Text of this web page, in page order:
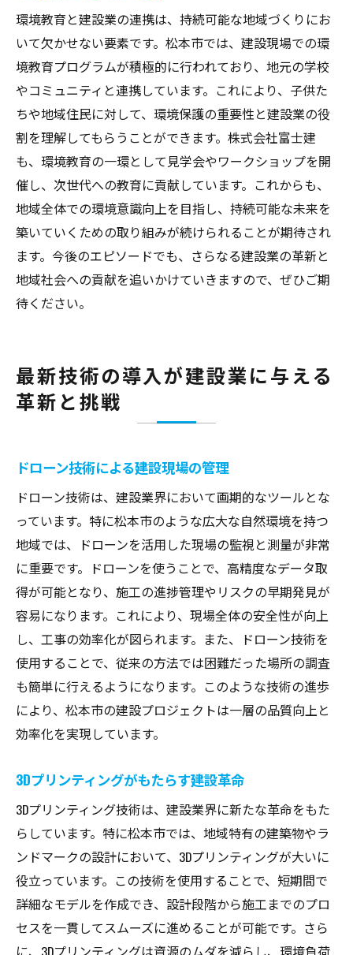
環境教育と建設業の連携は、持続可能な地域づくりにお
いて欠かせない要素です。松本市では、建設現場での環
境教育プログラムが積極的に行われており、地元の学校
やコミュニティと連携しています。これにより、子供た
ちや地域住民に対して、環境保護の重要性と建設業の役
割を理解してもらうことができます。株式会社富士建
も、環境教育の一環として見学会やワークショップを開
催し、次世代への教育に貢献しています。これからも、
地域全体での環境意識向上を目指し、持続可能な未来を
築いていくための取り組みが続けられることが期待され
ます。今後のエピソードでも、さらなる建設業の革新と
地域社会への貢献を追いかけていきますので、ぜひご期
待ください。
最新技術の導入が建設業に与える
革新と挑戦
ドローン技術による建設現場の管理
ドローン技術は、建設業界において画期的なツールとな
っています。特に松本市のような広大な自然環境を持つ
地域では、ドローンを活用した現場の監視と測量が非常
に重要です。ドローンを使うことで、高精度なデータ取
得が可能となり、施工の進捗管理やリスクの早期発見が
容易になります。これにより、現場全体の安全性が向上
し、工事の効率化が図られます。また、ドローン技術を
使用することで、従来の方法では困難だった場所の調査
も簡単に行えるようになります。このような技術の進歩
により、松本市の建設プロジェクトは一層の品質向上と
効率化を実現しています。
3Dプリンティングがもたらす建設革命
3Dプリンティング技術は、建設業界に新たな革命をもた
らしています。特に松本市では、地域特有の建築物やラ
ンドマークの設計において、3Dプリンティングが大いに
役立っています。この技術を使用することで、短期間で
詳細なモデルを作成でき、設計段階から施工までのプロ
セスを一貫してスムーズに進めることが可能です。さら
に、3Dプリンティングは資源のムダを減らし、環境負荷